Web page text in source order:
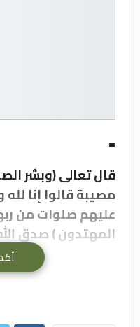
=
قال تعالى (وبشر
مصيبة قالوا إنا لله
عليهم صلوات من
المهتدون ) صدق
عجلون الاخبارية-
الحاج خالد الطعيمه